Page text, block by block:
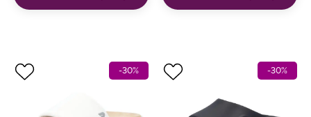
-30% -30%